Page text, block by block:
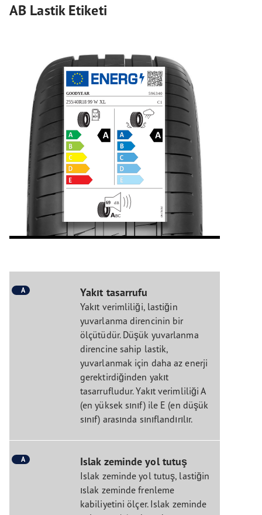
AB Lastik Etiketi
A Yakıt tasarrufu
Yakıt verimliliği, lastiğin
yuvarlanma direncinin bir
ölçütüdür. Düşük yuvarlanma
direncine sahip lastik,
yuvarlanmak için daha az enerji
gerektirdiğinden yakıt
tasarrufludur. Yakıt verimliliği A
(en yüksek sınıf) ile E (en düşük
sınıf) arasında sınıflandırılır.
A Islak zeminde yol tutuş
Islak zeminde yol tutuş, lastiğin
ıslak zeminde frenleme
kabiliyetini ölçer. Islak zeminde